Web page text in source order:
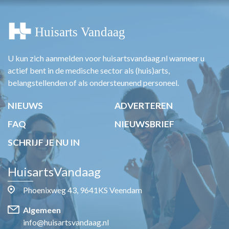
U kun zich aanmelden voor huisartsvandaag.nl wanneer u
actief bent in de medische sector als (huis)arts,
belangstellenden of als ondersteunend personeel.
NIEUWS
ADVERTEREN
FAQ
NIEUWSBRIEF
SCHRIJF JE NU IN
HuisartsVandaag
Phoenixweg 43, 9641KS Veendam
Algemeen
info@huisartsvandaag.nl